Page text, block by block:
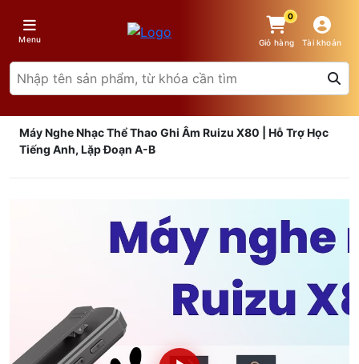
Menu
0
Giỏ hàng Tài khoản
Máy Nghe Nhạc Thể Thao Ghi Âm Ruizu X80 | Hỗ Trợ Học
Tiếng Anh, Lặp Đoạn A-B
Giá trên 1SP